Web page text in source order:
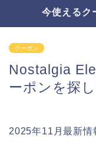
今使えるク
クーポン
Nostalgia
ーポンを探
2025年11月最新情